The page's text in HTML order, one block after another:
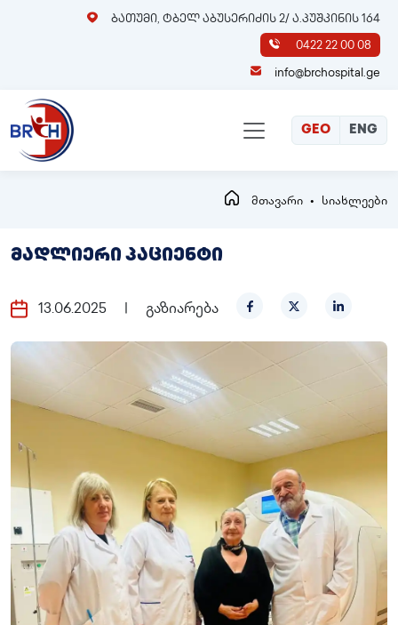
ბათუმი, ტბელ აბუსერიძის 2/ ა.პუშკინის 164
0422 22 00 08
info@brchospital.ge
GEO ENG
მთავარი სიახლეები
მადლიერი პაციენტი
13.06.2025 | გაზიარება